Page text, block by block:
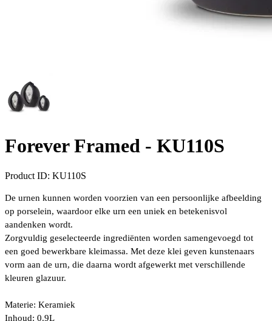
Forever Framed - KU110S
Product ID: KU110S
De urnen kunnen worden voorzien van een persoonlijke afbeelding
op porselein, waardoor elke urn een uniek en betekenisvol
aandenken wordt.
Zorgvuldig geselecteerde ingrediënten worden samengevoegd tot
een goed bewerkbare kleimassa. Met deze klei geven kunstenaars
vorm aan de urn, die daarna wordt afgewerkt met verschillende
kleuren glazuur.
Materie: Keramiek
Inhoud: 0.9L